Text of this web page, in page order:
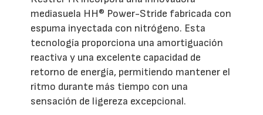
mediasuela HH® Power-Stride fabricada con
espuma inyectada con nitrógeno. Esta
tecnología proporciona una amortiguación
reactiva y una excelente capacidad de
retorno de energía, permitiendo mantener el
ritmo durante más tiempo con una
sensación de ligereza excepcional.